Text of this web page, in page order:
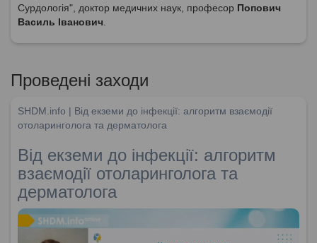
Сурдологія", доктор медичних наук, професор Попович
Василь Іванович
Проведені заходи
SHDM.info | Від екземи до інфекції: алгоритм взаємодії
отоларинголога та дерматолога
Від екземи до інфекції: алгоритм
взаємодії отоларинголога та
дерматолога